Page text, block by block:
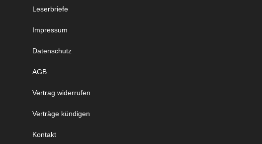
Leserbriefe
Impressum
Datenschutz
AGB
Vertrag widerrufen
Verträge kündigen
Kontakt